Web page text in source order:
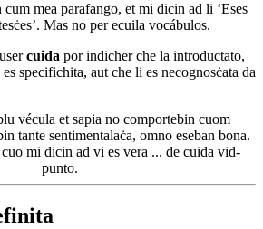
mea parafango, et mi dicin ad li ‘Eses
Mas no per ecuila vocábulos.
cuida por indicher che la introductato,
specifichita, aut che li es necognosċata da
vécula et sapia no comportebin cuom
tante sentimentalaċa, omno eseban bona.
mi dicin ad vi es vera ... de cuida vid-
punto.